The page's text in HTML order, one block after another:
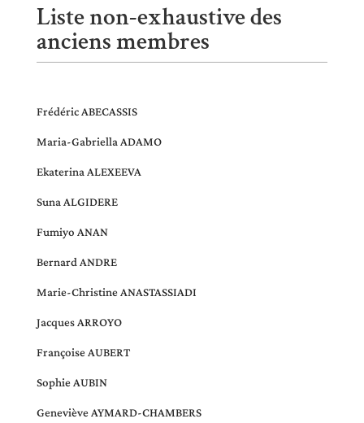
Liste non-exhaustive des
anciens membres
Frédéric ABECASSIS
Maria-Gabriella ADAMO
Ekaterina ALEXEEVA
Suna ALGIDERE
Fumiyo ANAN
Bernard ANDRE
Marie-Christine ANASTASSIADI
Jacques ARROYO
Françoise AUBERT
Sophie AUBIN
Geneviève AYMARD-CHAMBERS